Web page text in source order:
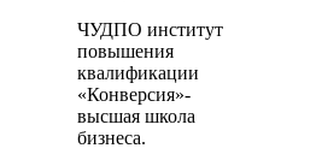
ЧУДПО институт
повышения
квалификации
«Конверсия»-
высшая школа
бизнеса.